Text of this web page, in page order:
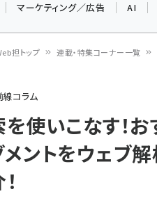
マーケティング／広告 AI
担トップ 連載・特集コーナー一覧
コラム
使いこなす！お
ントをウェブ